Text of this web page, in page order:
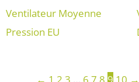
Ventilateur Moyenne
Pression EU
← 1 2 3 … 6 7 8 9 10 →